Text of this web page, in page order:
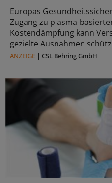
Europas
Zugang zu
Kostendämpfung kann
gezielte Ausnahmen
ANZEIGE | CSL Behring GmbH